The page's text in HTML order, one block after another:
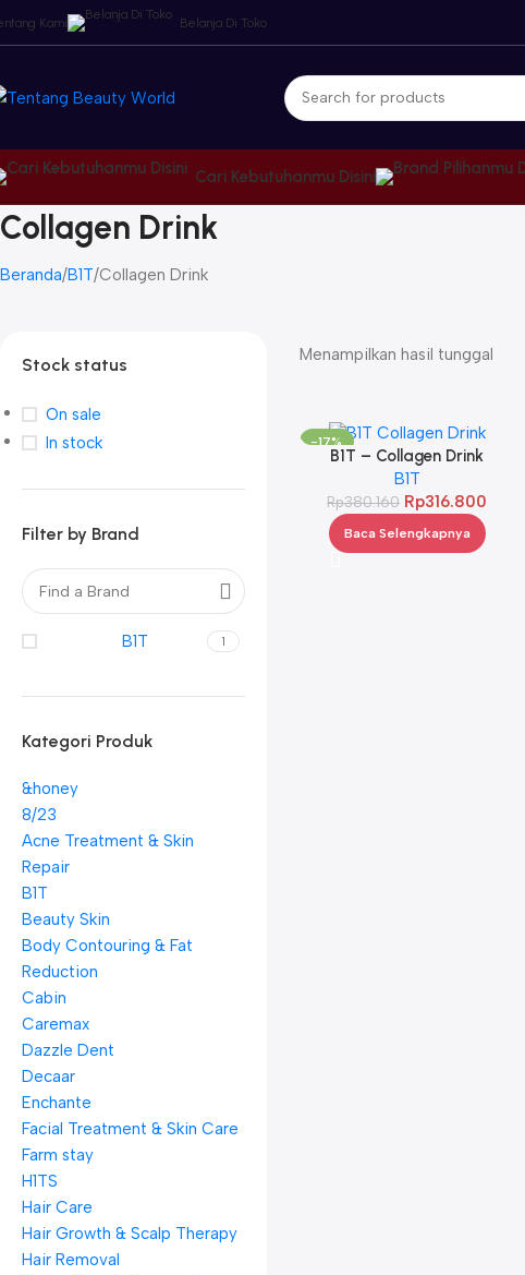
Kami Belanja Di Toko
Cari Kebutuhanmu Disini
Collagen Drink
Beranda B1T Collagen Drink
Stock status
On sale
In stock
Filter by Brand
B1T 1
Kategori Produk
&honey
8/23
Acne Treatment & Skin
Repair
B1T
Beauty Skin
Body Contouring & Fat
Reduction
Cabin
Caremax
Dazzle Dent
Decaar
Enchante
Facial Treatment & Skin Care
Farm stay
H1TS
Hair Care
Hair Growth & Scalp Therapy
Hair Removal
Menampilkan hasil tunggal
-17%
B1T – Collagen Drink
B1T
Rp380.160 Rp316.800
Baca Selengkapnya